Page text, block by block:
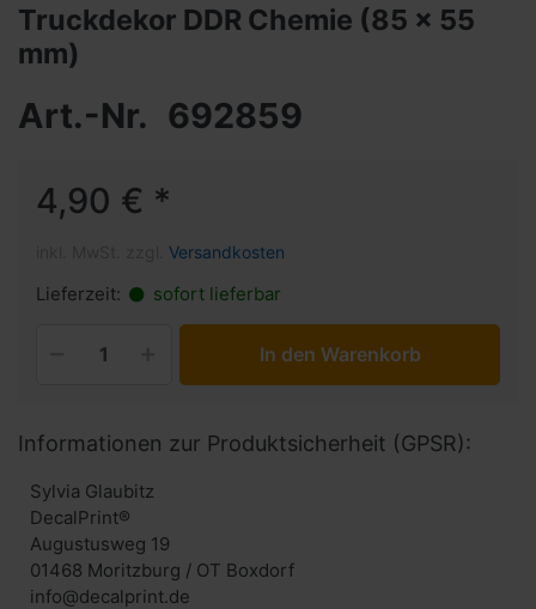
Truckdekor DDR Chemie (85 x 55
mm)
Art.-Nr. 692859
4,90 € *
Versandkosten
Lieferzeit: sofort lieferbar
In den Warenkorb
Informationen zur Produktsicherheit (GPSR):
Sylvia Glaubitz
DecalPrint®
Augustusweg 19
01468 Moritzburg / OT Boxdorf
info@decalprint.de